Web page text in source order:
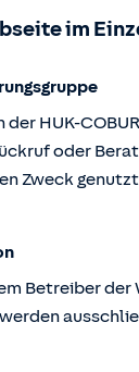
im
HUK-
oder
Zweck
Betreiber